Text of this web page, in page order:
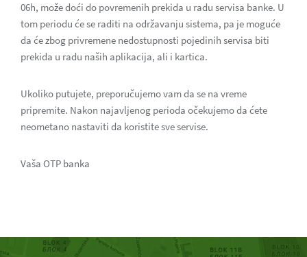
06h, može doći do povremenih prekida u radu servisa banke. U
tom periodu će se raditi na održavanju sistema, pa je moguće
da će zbog privremene nedostupnosti pojedinih servisa biti
prekida u radu naših aplikacija, ali i kartica.
Ukoliko putujete, preporučujemo vam da se na vreme
pripremite. Nakon najavljenog perioda očekujemo da ćete
neometano nastaviti da koristite sve servise.
Vaša OTP banka